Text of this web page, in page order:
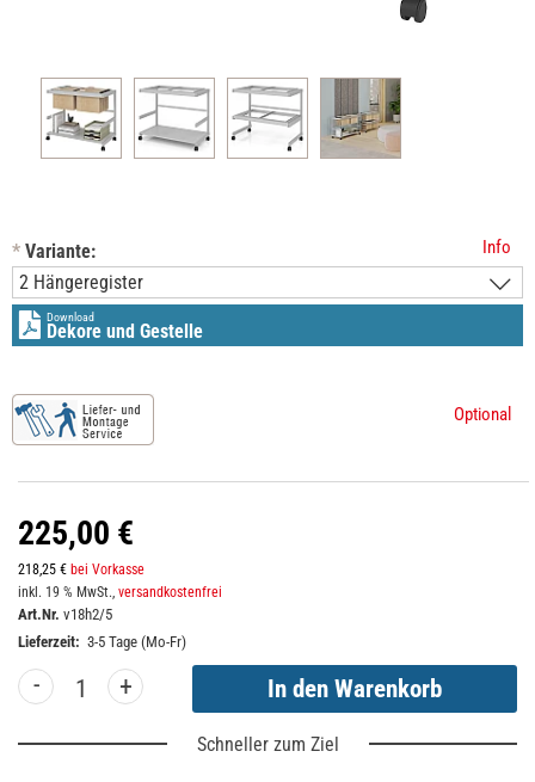
* Variante: Info
Download
Dekore und Gestelle
Optional
225,00 €
218,25 € bei Vorkasse
inkl. 19 % MwSt., versandkostenfrei
Art.Nr. v18h2/5
Lieferzeit: 3-5 Tage (Mo-Fr)
- +
Schneller zum Ziel